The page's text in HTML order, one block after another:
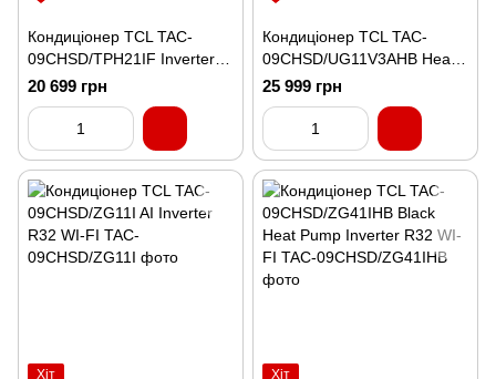
Кондиціонер TCL TAC-
09CHSD/TPH21IF Inverter
R32 WI-FI
20 699 грн
Кондиціонер TCL TAC-
09CHSD/UG11V3AHB Heat
Pump Inverter R32 WI-FI
25 999 грн
Хіт Хіт